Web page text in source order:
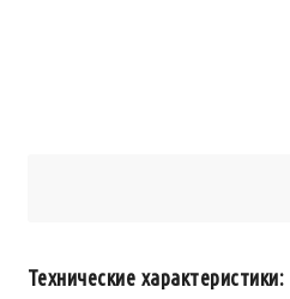
Технические характеристики: